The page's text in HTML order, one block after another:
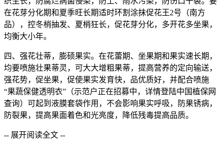
在花芽分化期和夏季旺长期适时环割涂抹促花王2号（南方
品），控冬梢抽发、夏梢狂长，促花芽分化，多开花多坐果，
均衡大小年。
四、强花壮蒂，膨硕果实。在花蕾期、坐果期和果实速长期，
均要喷施壮果蒂灵，可大大增粗果蒂，提高营养的定向输送，
强花势，促坐果，促使果实发育快，品优质好，并配合喷施
“果蔬保健透明衣”（示范户正在招募中，详情登陆中国植保网
查询）可起到液膜套袋作用，不会影响果实呼吸，防果锈病，
防裂果，提高果面着色和光亮度，降低残毒提高品质。
-- 展开阅读全文 --